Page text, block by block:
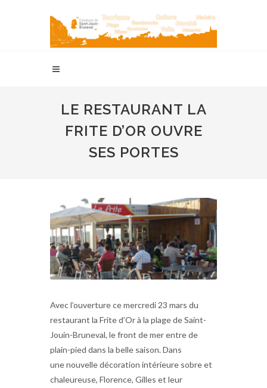
LE RESTAURANT LA
FRITE D’OR OUVRE
SES PORTES
Avec l’ouverture ce mercredi 23 mars du
restaurant la Frite d’Or à la plage de Saint-
Jouin-Bruneval, le front de mer entre de
plain-pied dans la belle saison. Dans
une nouvelle décoration intérieure sobre et
chaleureuse, Florence, Gilles et leur